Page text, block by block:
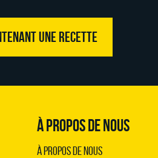
UNE RECETTE
À PROPOS DE NOUS
À propos de nous